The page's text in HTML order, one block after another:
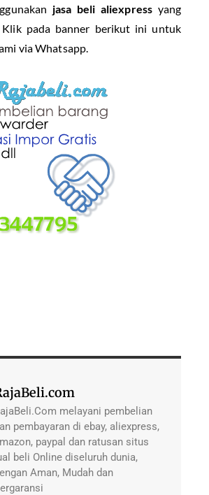
jasa beli aliexpressyang
Klik pada banner berikut ini untuk
via Whatsapp.
melayani pembelian
pembayaran di ebay, aliexpress,
paypal dan ratusan situs
beli Online diseluruh dunia,
Aman, Mudah dan